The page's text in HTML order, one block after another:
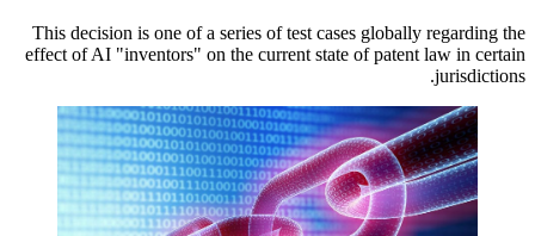
This decision is one of a series of test cases globally regarding the
effect of AI "inventors" on the current state of patent law in certain
jurisdictions.